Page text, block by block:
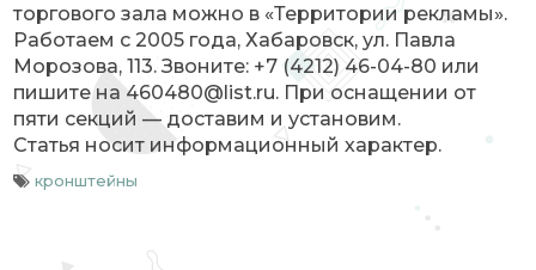
торгового зала можно в «Территории рекламы».
Работаем с 2005 года, Хабаровск, ул. Павла
Морозова, 113. Звоните: +7 (4212) 46-04-80 или
пишите на 460480@list.ru. При оснащении от
пяти секций — доставим и установим.
Статья носит информационный характер.
кронштейны